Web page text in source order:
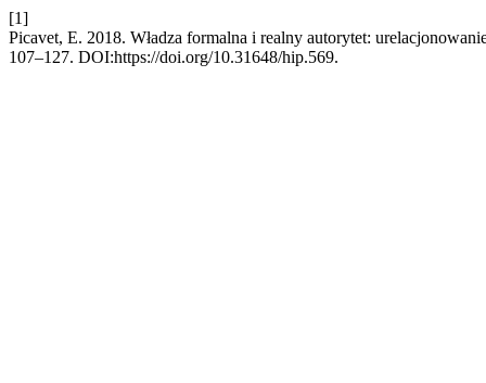
[1]
Picavet, E. 2018. Władza formalna i realny autorytet:
107–127. DOI:https://doi.org/10.31648/hip.569.